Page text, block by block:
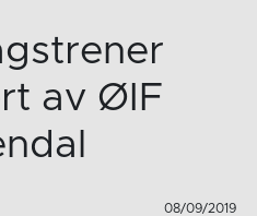
av ØIF
08/09/2019